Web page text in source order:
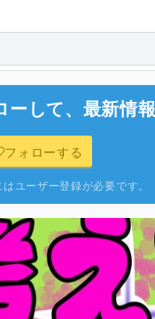
ーして、最新情
フォローする
ユーザー登録が必要です。